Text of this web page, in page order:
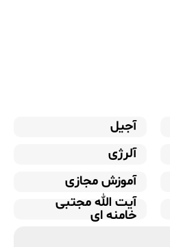
آجیل
آلرژی
آموزش مجازی
آیت الله مجتبی
خامنه ای